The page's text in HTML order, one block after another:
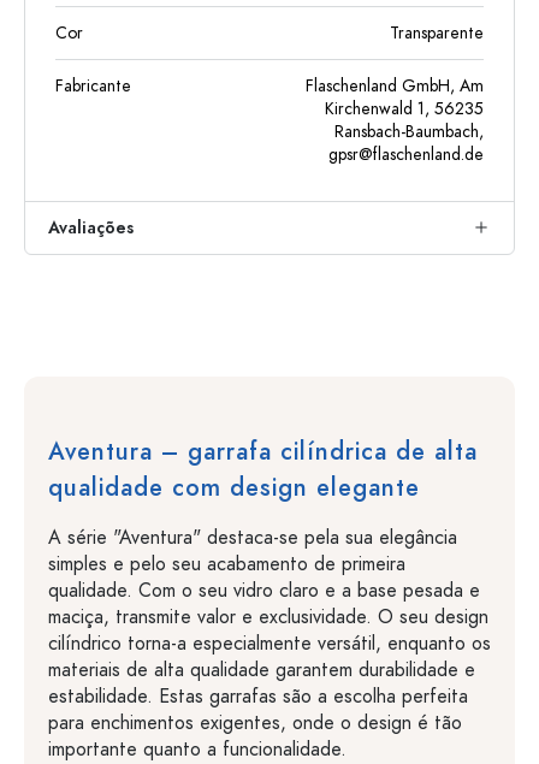
Cor Transparente
Fabricante
Flaschenland GmbH, Am
Kirchenwald 1, 56235
Ransbach-Baumbach,
gpsr@flaschenland.de
Avaliações
Aventura – garrafa cilíndrica de alta
qualidade com design elegante
A série "Aventura" destaca-se pela sua elegância
simples e pelo seu acabamento de primeira
qualidade. Com o seu vidro claro e a base pesada e
maciça, transmite valor e exclusividade. O seu design
cilíndrico torna-a especialmente versátil, enquanto os
materiais de alta qualidade garantem durabilidade e
estabilidade. Estas garrafas são a escolha perfeita
para enchimentos exigentes, onde o design é tão
importante quanto a funcionalidade.